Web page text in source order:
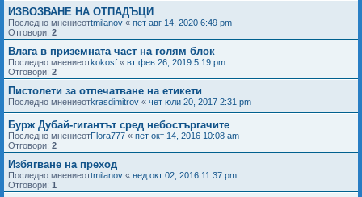
ИЗВОЗВАНЕ НА ОТПАДЪЦИ
Последно мнениеотtmilanov « пет авг 14, 2020 6:49 pm
Отговори: 2
Влага в приземната част на голям блок
Последно мнениеотkokosf « вт фев 26, 2019 5:19 pm
Отговори: 2
Пистолети за отпечатване на етикети
Последно мнениеотkrasdimitrov « чет юли 20, 2017 2:31 pm
Бурж Дубай-гигантът сред небостъргачите
Последно мнениеотFlora777 « пет окт 14, 2016 10:08 am
Отговори: 2
Избягване на преход
Последно мнениеотtmilanov « нед окт 02, 2016 11:37 pm
Отговори: 1